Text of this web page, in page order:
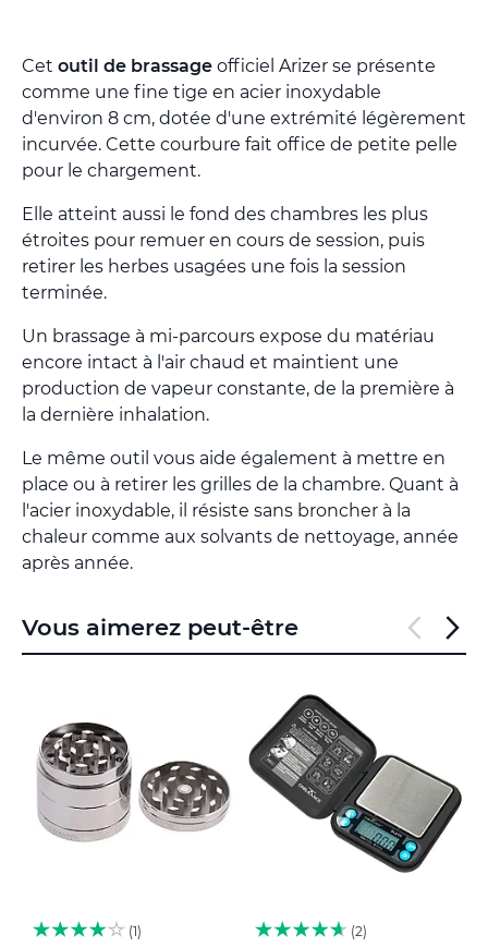
Cet outil de brassage officiel Arizer se présente
comme une fine tige en acier inoxydable
d'environ 8 cm, dotée d'une extrémité légèrement
incurvée. Cette courbure fait office de petite pelle
pour le chargement.
Elle atteint aussi le fond des chambres les plus
étroites pour remuer en cours de session, puis
retirer les herbes usagées une fois la session
terminée.
Un brassage à mi-parcours expose du matériau
encore intact à l'air chaud et maintient une
production de vapeur constante, de la première à
la dernière inhalation.
Le même outil vous aide également à mettre en
place ou à retirer les grilles de la chambre. Quant à
l'acier inoxydable, il résiste sans broncher à la
chaleur comme aux solvants de nettoyage, année
après année.
Vous aimerez peut-être
1 2